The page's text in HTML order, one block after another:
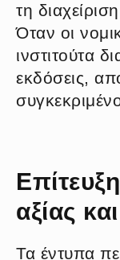
τη
Όταν οι
ινστιτούτα
εκδόσεις,
αξίας
Τα έντυπα